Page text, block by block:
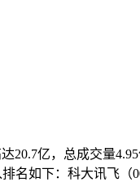
亿，总成交量
如下：科大讯飞（